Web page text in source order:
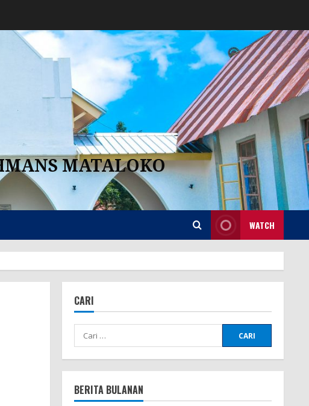
MATALOKO
WATCH
CARI
Cari
untuk:
BERITA BULANAN